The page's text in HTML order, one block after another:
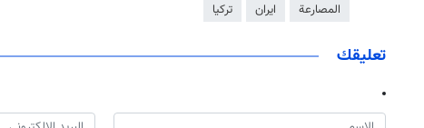
المصارعة ايران تركيا
تعليقك